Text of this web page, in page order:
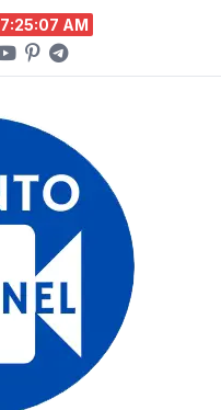
7:25:08 AM